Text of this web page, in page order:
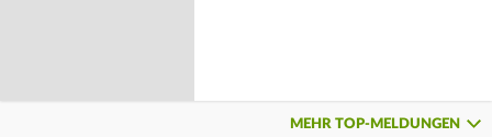
MEHR TOP-MELDUNGEN